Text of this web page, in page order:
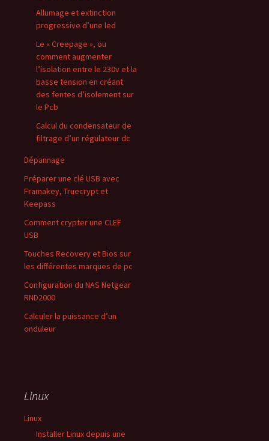
Allumage et extinction
progressive d’une led
Le « Creepage », ou
comment augmenter
l’isolation entre le 230v et la
basse tension en créant
des fentes d’isolement sur
le Pcb
Calcul du condensateur de
filtrage d’un régulateur dc
Dépannage
Préparer une clé USB avec
Framakey, Truecrypt et
Keepass
Comment crypter une CLEF
USB
Touches Recovery et Bios sur
les différentes marques de pc
Configuration du NAS Netgear
RND2000
Calculer la puissance d’un
onduleur
Linux
Linux
Installer Linux depuis une